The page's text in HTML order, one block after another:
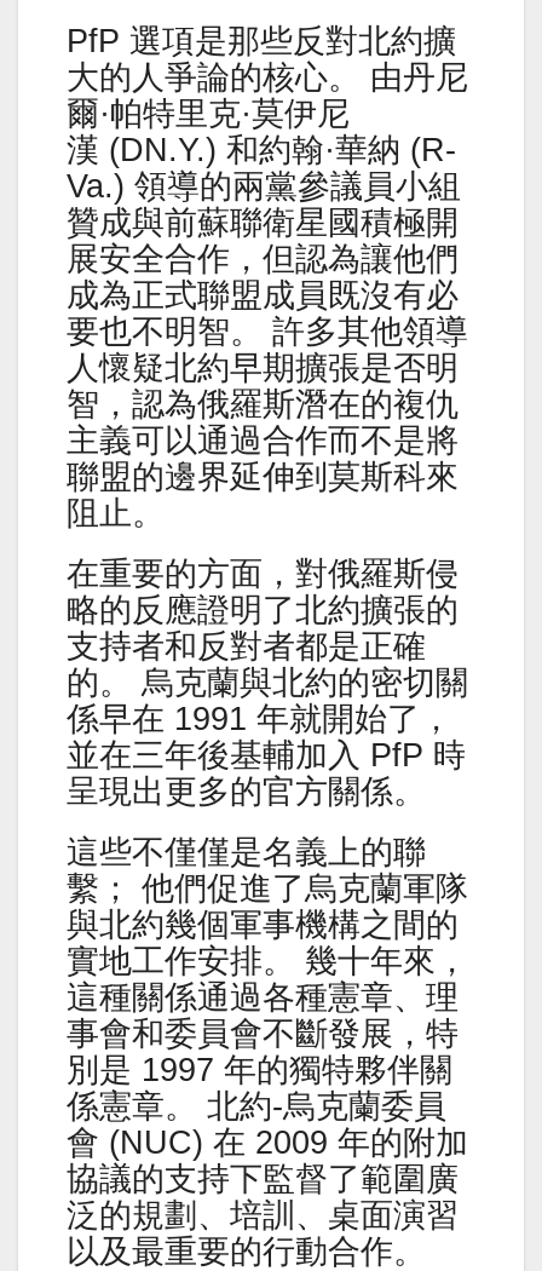
PfP 選項是那些反對北約擴
大的人爭論的核心。 由丹尼
爾·帕特里克·莫伊尼
漢 (DN.Y.) 和約翰·華納 (R-
Va.) 領導的兩黨參議員小組
贊成與前蘇聯衛星國積極開
展安全合作，但認為讓他們
成為正式聯盟成員既沒有必
要也不明智。 許多其他領導
人懷疑北約早期擴張是否明
智，認為俄羅斯潛在的複仇
主義可以通過合作而不是將
聯盟的邊界延伸到莫斯科來
阻止。
在重要的方面，對俄羅斯侵
略的反應證明了北約擴張的
支持者和反對者都是正確
的。 烏克蘭與北約的密切關
係早在 1991 年就開始了，
並在三年後基輔加入 PfP 時
呈現出更多的官方關係。
這些不僅僅是名義上的聯
繫； 他們促進了烏克蘭軍隊
與北約幾個軍事機構之間的
實地工作安排。 幾十年來，
這種關係通過各種憲章、理
事會和委員會不斷發展，特
別是 1997 年的獨特夥伴關
係憲章。 北約-烏克蘭委員
會 (NUC) 在 2009 年的附加
協議的支持下監督了範圍廣
泛的規劃、培訓、桌面演習
以及最重要的行動合作。